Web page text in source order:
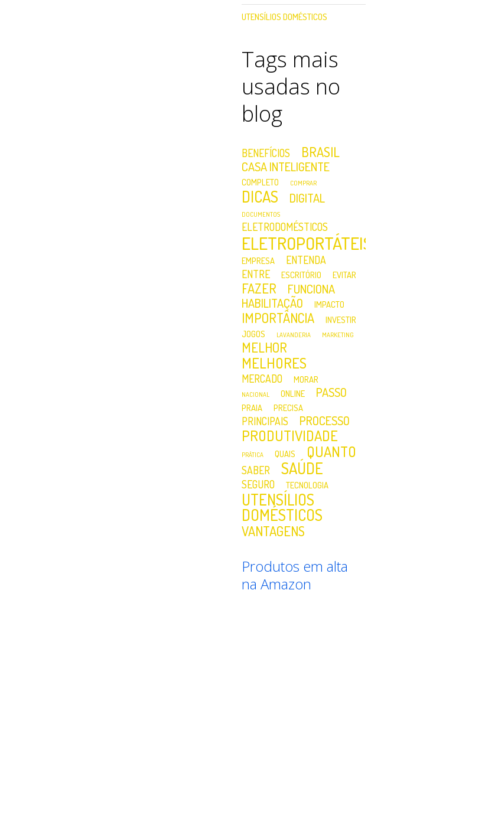
UTENSÍLIOS DOMÉSTICOS
Tags mais
usadas no
blog
BENEFÍCIOS BRASIL
CASA INTELIGENTE
COMPLETO COMPRAR
DICAS DIGITAL
DOCUMENTOS
ELETRODOMÉSTICOS
ELETROPORTÁTEIS
EMPRESA
ENTENDA
ENTRE
ESCRITÓRIO EVITAR
FAZER
FUNCIONA
HABILITAÇÃO
IMPACTO
IMPORTÂNCIA
INVESTIR
JOGOS
LAVANDERIA MARKETING
MELHOR
MELHORES
MERCADO MORAR
NACIONAL ONLINE PASSO
PRAIA PRECISA
PRINCIPAIS PROCESSO
PRODUTIVIDADE
PRÁTICA QUAIS QUANTO
SABER SAÚDE
SEGURO TECNOLOGIA
UTENSÍLIOS
DOMÉSTICOS
VANTAGENS
Produtos em alta
na Amazon